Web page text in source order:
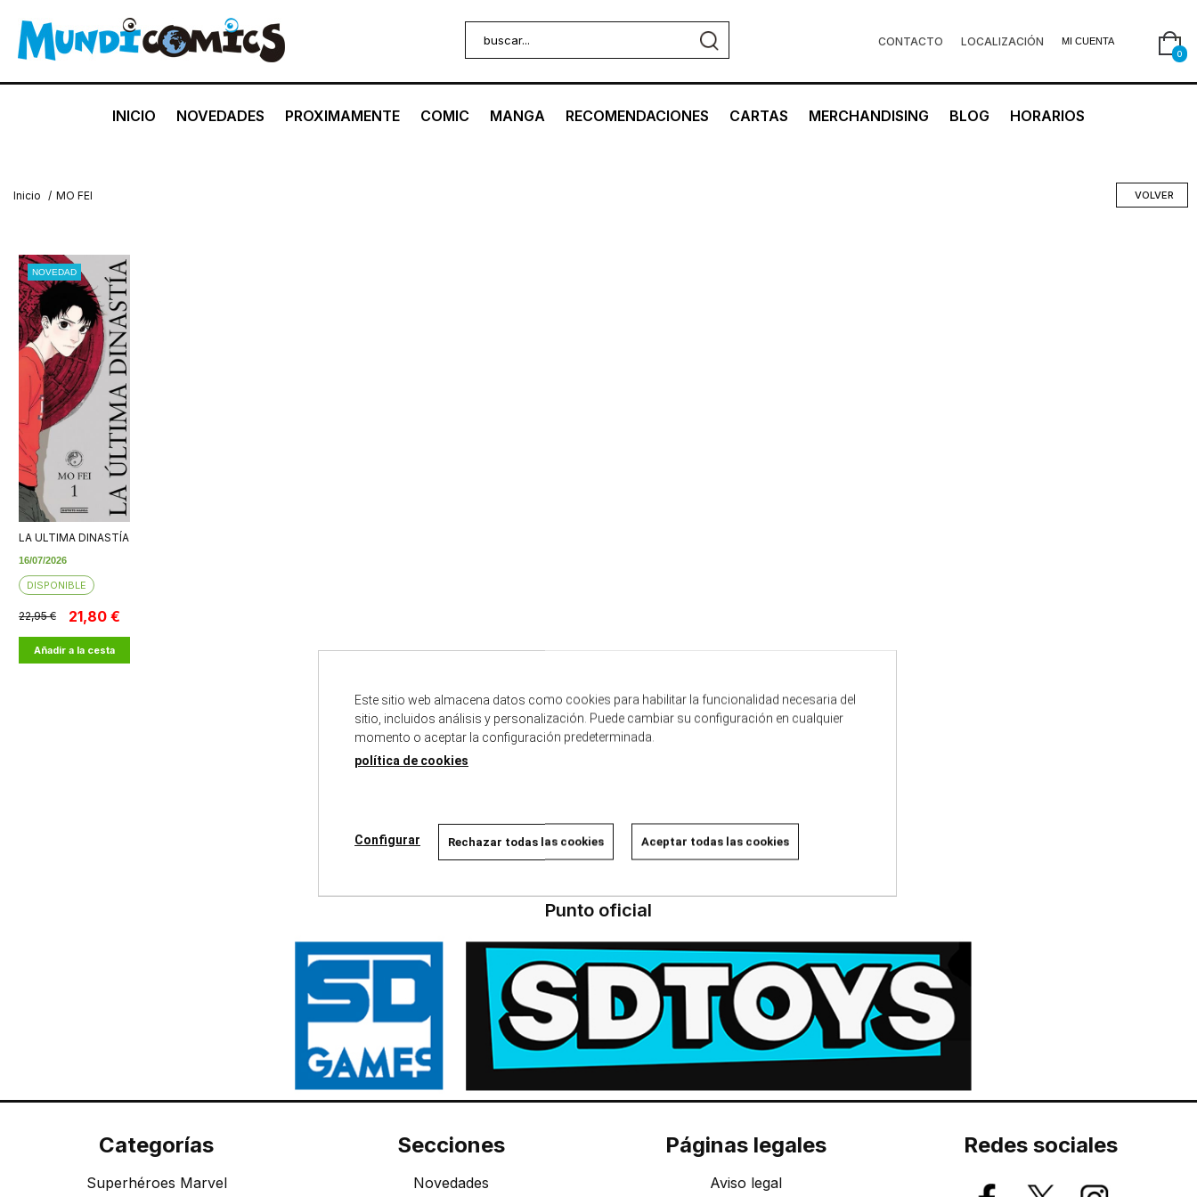
CONTACTO LOCALIZACIÓN MI CUENTA
0
INICIO NOVEDADES PROXIMAMENTE COMIC MANGA RECOMENDACIONES CARTAS MERCHANDISING BLOG HORARIOS
Inicio / MO FEI VOLVER
NOVEDAD
LA ULTIMA DINASTÍA
16/07/2026
DISPONIBLE
22,95 € 21,80 €
Añadir a la cesta
cargar más resultados
Punto oficial
Categorías
Superhéroes Marvel
Secciones
Novedades
Páginas legales
Aviso legal
Redes sociales
Este sitio web almacena datos como cookies para habilitar la funcionalidad necesaria del
sitio, incluidos análisis y personalización. Puede cambiar su configuración en cualquier
momento o aceptar la configuración predeterminada.
política de cookies
Configurar Rechazar todas las cookies Aceptar todas las cookies